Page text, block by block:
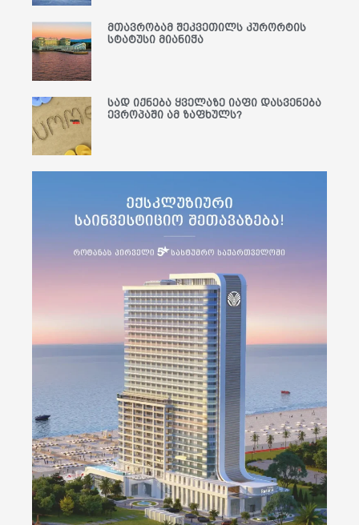
მთავრობამ შეკვეთილს კურორტის
სტატუსი მიანიჭა
სად იქნება ყველაზე იაფი დასვენება
ევროპაში ამ ზაფხულს?